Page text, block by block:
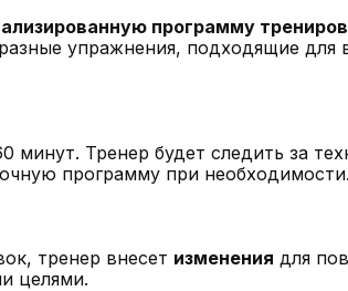
программу
упражнения, подходящие для
минут. Тренер будет следить за
программу при необходимости.
тренер внесет изменения для
целями.